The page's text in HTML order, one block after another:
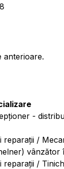
anterioare.
-
reparații /
vânzător
reparații /